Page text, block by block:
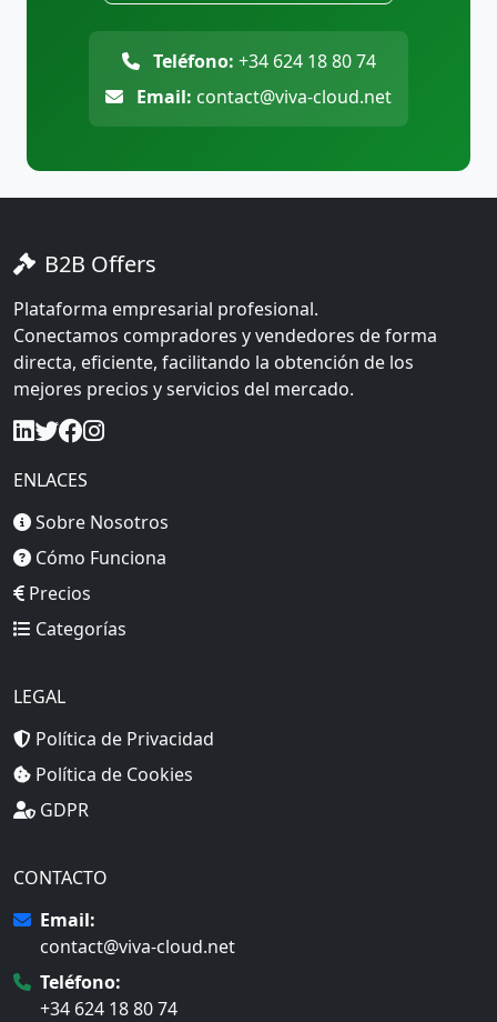
Teléfono: +34 624 18 80 74
Email: contact@viva-cloud.net
B2B Offers
Plataforma empresarial profesional.
Conectamos compradores y vendedores de forma
directa, eficiente, facilitando la obtención de los
mejores precios y servicios del mercado.
ENLACES
Sobre Nosotros
Cómo Funciona
Precios
Categorías
LEGAL
Política de Privacidad
Política de Cookies
GDPR
CONTACTO
Email:
contact@viva-cloud.net
Teléfono:
+34 624 18 80 74